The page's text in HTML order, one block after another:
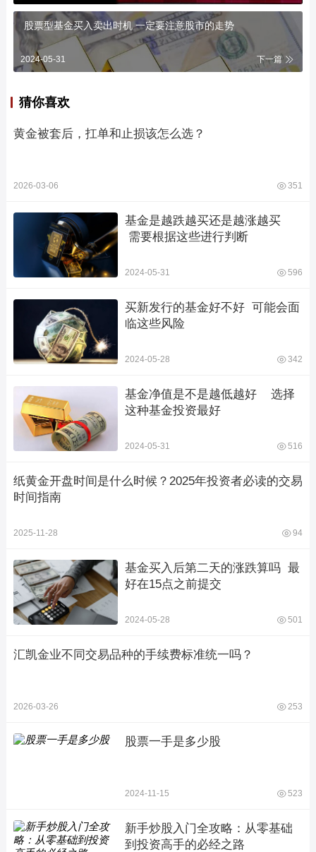
股票型基金买入卖出时机 一定要注意股市的走势
2024-05-31 下一篇
猜你喜欢
黄金被套后，扛单和止损该怎么选？
2026-03-06 351
基金是越跌越买还是越涨越买
需要根据这些进行判断
2024-05-31 596
买新发行的基金好不好  可能会面
临这些风险
2024-05-28 342
基金净值是不是越低越好    选择
这种基金投资最好
2024-05-31 516
纸黄金开盘时间是什么时候？2025年投资者必读的交易
时间指南
2025-11-28 94
基金买入后第二天的涨跌算吗  最
好在15点之前提交
2024-05-28 501
汇凯金业不同交易品种的手续费标准统一吗？
2026-03-26 253
股票一手是多少股
2024-11-15 523
新手炒股入门全攻略：从零基础
到投资高手的必经之路